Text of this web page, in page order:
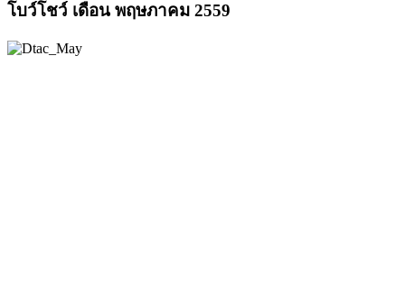
โบว์โชว์ เดือน พฤษภาคม 2559